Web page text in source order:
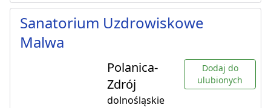
Sanatorium Uzdrowiskowe
Malwa
Polanica-
Zdrój
dolnośląskie
Dodaj do
ulubionych